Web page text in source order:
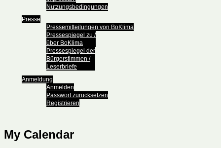
Nutzungsbedingungen
Presse
Pressemitteilungen von BoKlima
Pressespiegel zu /
über BoKlima
Pressespiegel der
Bürgerstimmen /
Leserbriefe
Anmeldung
Anmelden
Passwort zurücksetzen
Registrieren
My Calendar